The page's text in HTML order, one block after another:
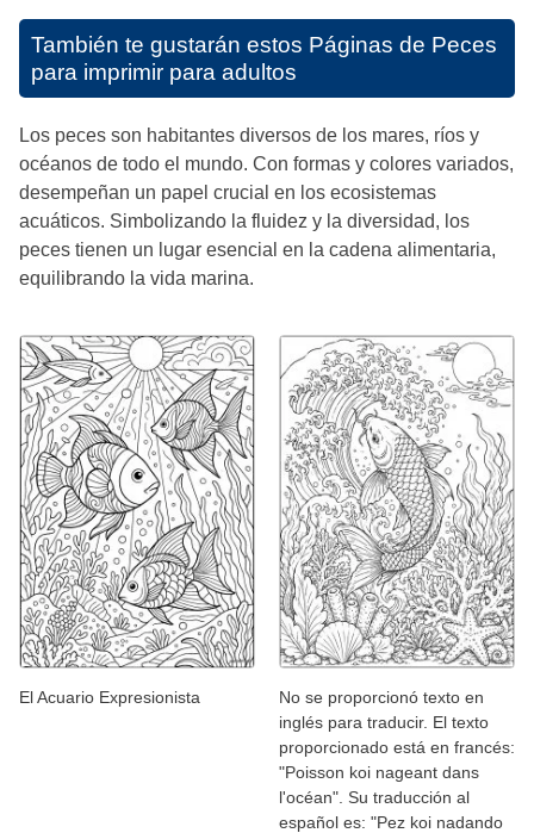
También te gustarán estos Páginas de Peces
para imprimir para adultos
Los peces son habitantes diversos de los mares, ríos y
océanos de todo el mundo. Con formas y colores variados,
desempeñan un papel crucial en los ecosistemas
acuáticos. Simbolizando la fluidez y la diversidad, los
peces tienen un lugar esencial en la cadena alimentaria,
equilibrando la vida marina.
El Acuario Expresionista
No se proporcionó texto en
inglés para traducir. El texto
proporcionado está en francés:
"Poisson koi nageant dans
l'océan". Su traducción al
español es: "Pez koi nadando